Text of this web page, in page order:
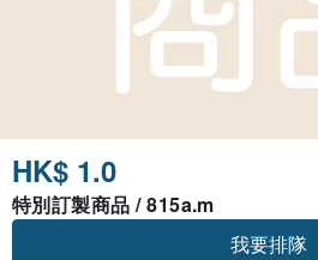
HK$ 1.0
特別訂製商品 / 815a.m
我要排隊